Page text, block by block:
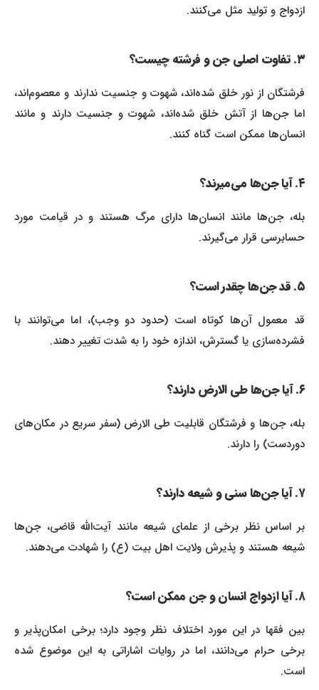
ازدواج و تولید مثل می‌کنند.
فرشتگان از نور خلق شده‌اند، شهوت و جنسیت ندارند و معصوم‌اند،
اما جن‌ها از آتش خلق شده‌اند، شهوت و جنسیت دارند و مانند
انسان‌ها ممکن است گناه کنند.
بله، جن‌ها مانند انسان‌ها دارای مرگ هستند و در قیامت مورد
حسابرسی قرار می‌گیرند.
قد معمول آن‌ها کوتاه است (حدود دو وجب)، اما می‌توانند با
فشرده‌سازی یا گسترش، اندازه خود را به شدت تغییر دهند.
بله، جن‌ها و فرشتگان قابلیت طی الارض (سفر سریع در مکان‌های
دوردست) را دارند.
بر اساس نظر برخی از علمای شیعه مانند آیت‌الله قاضی، جن‌ها
شیعه هستند و پذیرش ولایت اهل بیت (ع) را شهادت می‌دهند.
بین فقها در این مورد اختلاف نظر وجود دارد؛ برخی امکان‌پذیر و
برخی حرام می‌دانند، اما در روایات اشاراتی به این موضوع شده
است.